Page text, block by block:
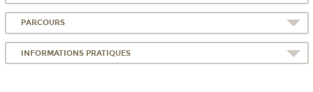
PARCOURS
INFORMATIONS PRATIQUES